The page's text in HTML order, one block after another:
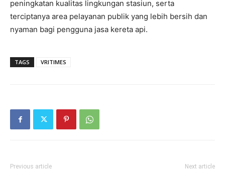
peningkatan kualitas lingkungan stasiun, serta
terciptanya area pelayanan publik yang lebih bersih dan
nyaman bagi pengguna jasa kereta api.
TAGS VRITIMES
Previous article Next article